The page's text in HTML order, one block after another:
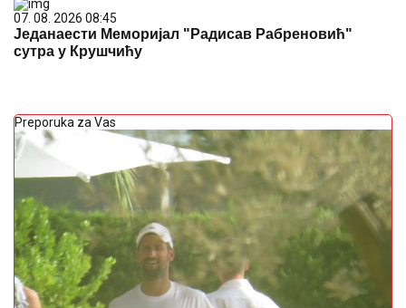
07. 08. 2026 08:45
Једанаести Меморијал "Радисав Рабреновић"
сутра у Крушчићу
Preporuka za Vas